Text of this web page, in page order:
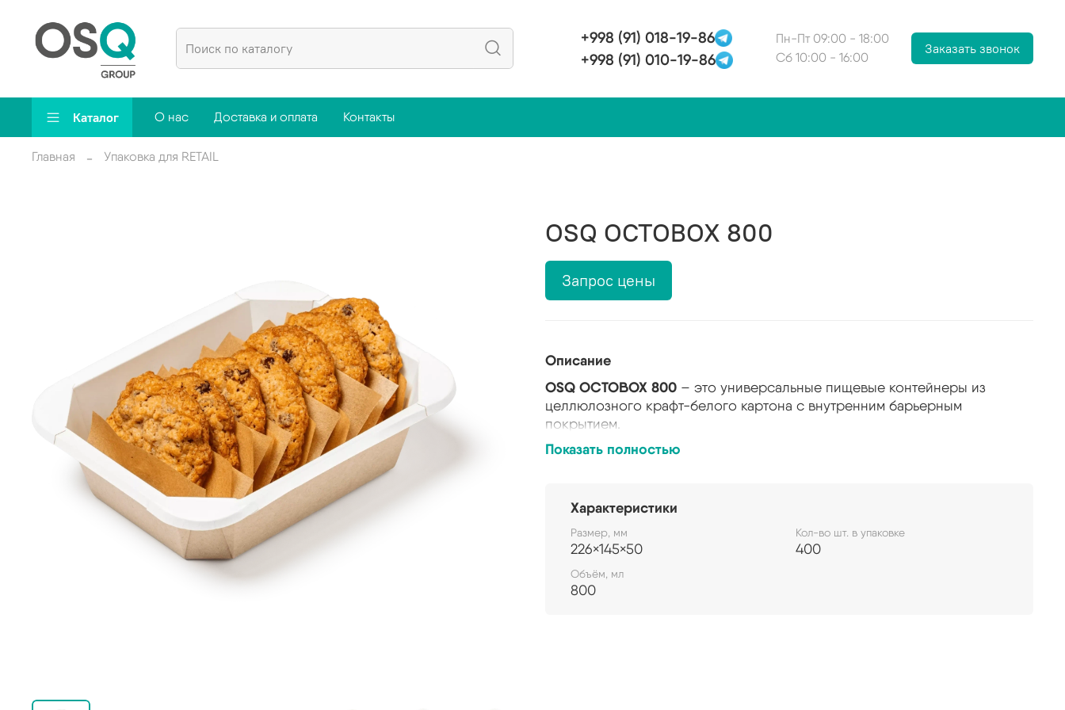
+998 (91) 018-19-86
+998 (91) 010-19-86
Пн-Пт 09:00 - 18:00
Сб 10:00 - 16:00
Заказать звонок
Каталог О нас Доставка и оплата Контакты
Главная Упаковка для RETAIL
OSQ OCTOBOX 800
Запрос цены
Описание
OSQ OCTOBOX 800 – это универсальные пищевые контейнеры из
целлюлозного крафт-белого картона с внутренним барьерным
покрытием.
Octobox представляет собой уникальную
движением. Надежная фиксация и отсутствие риска протекания благодаря
усиленным замкам и уникальной конструкции крышек.
предлагаемых на рынке условных аналогов среди картонных
контейнеров. Идеален для штабелирования на витрине, идеален для
Показать полностью
Характеристики
Размер, мм
226×145×50
Кол-во шт. в упаковке
400
Объём, мл
800